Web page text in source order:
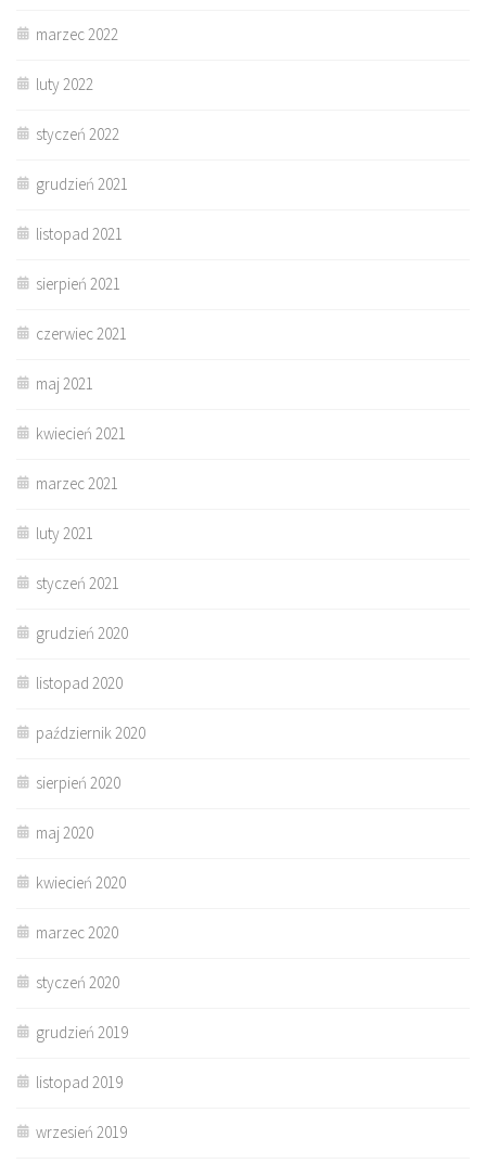
marzec 2022
luty 2022
styczeń 2022
grudzień 2021
listopad 2021
sierpień 2021
czerwiec 2021
maj 2021
kwiecień 2021
marzec 2021
luty 2021
styczeń 2021
grudzień 2020
listopad 2020
październik 2020
sierpień 2020
maj 2020
kwiecień 2020
marzec 2020
styczeń 2020
grudzień 2019
listopad 2019
wrzesień 2019